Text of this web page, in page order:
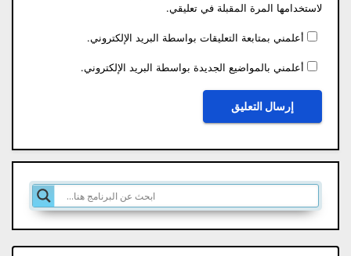
لاستخدامها المرة المقبلة في تعليقي.
أعلمني بمتابعة التعليقات بواسطة البريد الإلكتروني.
أعلمني بالمواضيع الجديدة بواسطة البريد الإلكتروني.